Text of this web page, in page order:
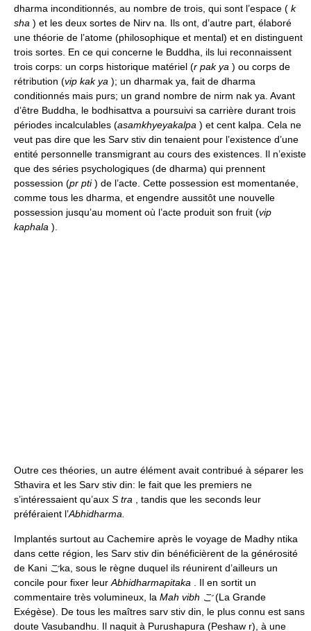
dharma inconditionnés, au nombre de trois, qui sont l’espace ( k
sha ) et les deux sortes de Nirv na. Ils ont, d’autre part, élaboré
une théorie de l’atome (philosophique et mental) et en distinguent
trois sortes. En ce qui concerne le Buddha, ils lui reconnaissent
trois corps: un corps historique matériel (r pak ya ) ou corps de
rétribution (vip kak ya ); un dharmak ya, fait de dharma
conditionnés mais purs; un grand nombre de nirm nak ya. Avant
d’être Buddha, le bodhisattva a poursuivi sa carrière durant trois
périodes incalculables (asamkhyeyakalpa ) et cent kalpa. Cela ne
veut pas dire que les Sarv stiv din tenaient pour l’existence d’une
entité personnelle transmigrant au cours des existences. Il n’existe
que des séries psychologiques (de dharma) qui prennent
possession (pr pti) de l’acte. Cette possession est momentanée,
comme tous les dharma, et engendre aussitôt une nouvelle
possession jusqu’au moment où l’acte produit son fruit (vip
kaphala ).
Outre ces théories, un autre élément avait contribué à séparer les
Sthavira et les Sarv stiv din: le fait que les premiers ne
s’intéressaient qu’aux S tra , tandis que les seconds leur
préféraient l’Abhidharma.
Implantés surtout au Cachemire après le voyage de Madhy ntika
dans cette région, les Sarv stiv din bénéficièrent de la générosité
de Kani ごka, sous le règne duquel ils réunirent d’ailleurs un
concile pour fixer leur Abhidharmapitaka . Il en sortit un
commentaire très volumineux, la Mah vibh ご(La Grande
Exégèse). De tous les maîtres sarv stiv din, le plus connu est sans
doute Vasubandhu. Il naquit à Purushapura (Peshaw r), à une